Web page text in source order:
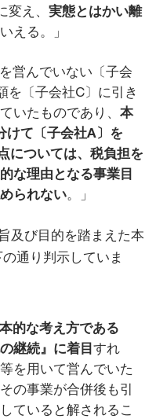
え、 実態とはかい離
える。」
営んでいない〔子会
を〔子会社C〕に引き
いたものであり、 本
けて〔子会社A〕を
については、税負担を
な理由となる事業目
られない。」
及び目的を踏まえた本
通り判示していま
的な考え方である
継続』に着目 すれ
を用いて営んでいた
の事業が合併後も引
ていると解されるこ